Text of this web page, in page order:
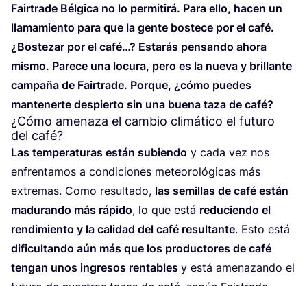
Fair­tra­de Bél­gi­ca no lo per­mi­ti­rá. Para ello, hacen un
lla­ma­mien­to para que la gen­te bos­te­ce por el café.
¿Bos­te­zar por el café…? Esta­rás pen­san­do aho­ra
mis­mo. Pare­ce una locu­ra, pero es la nue­va y bri­llan­te
cam­pa­ña de Fair­tra­de. Por­que, ¿cómo pue­des
man­te­ner­te des­pier­to sin una bue­na taza de café?
¿Cómo amenaza el cambio climático el futuro
del café?
Las tem­pe­ra­tu­ras están subien­do y cada vez nos
enfren­ta­mos a con­di­cio­nes meteo­ro­ló­gi­cas más
extre­mas. Como resul­ta­do, las semi­llas de café están
madu­ran­do más rápi­do, lo que está redu­cien­do el
ren­di­mien­to y la cali­dad del café resul­tan­te. Esto está
difi­cul­tan­do aún más que los pro­duc­to­res de café
ten­gan unos ingre­sos ren­ta­bles y está ame­na­zan­do el